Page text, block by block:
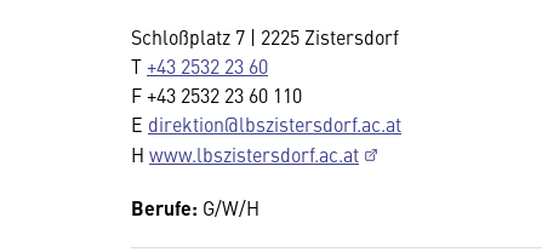
Schloßplatz 7 | 2225 Zistersdorf
T+43 2532 23 60
F +43 2532 23 60 110
E direktion@lbszistersdorf.ac.at
H www.lbszistersdorf.ac.at
Berufe: G/W/H